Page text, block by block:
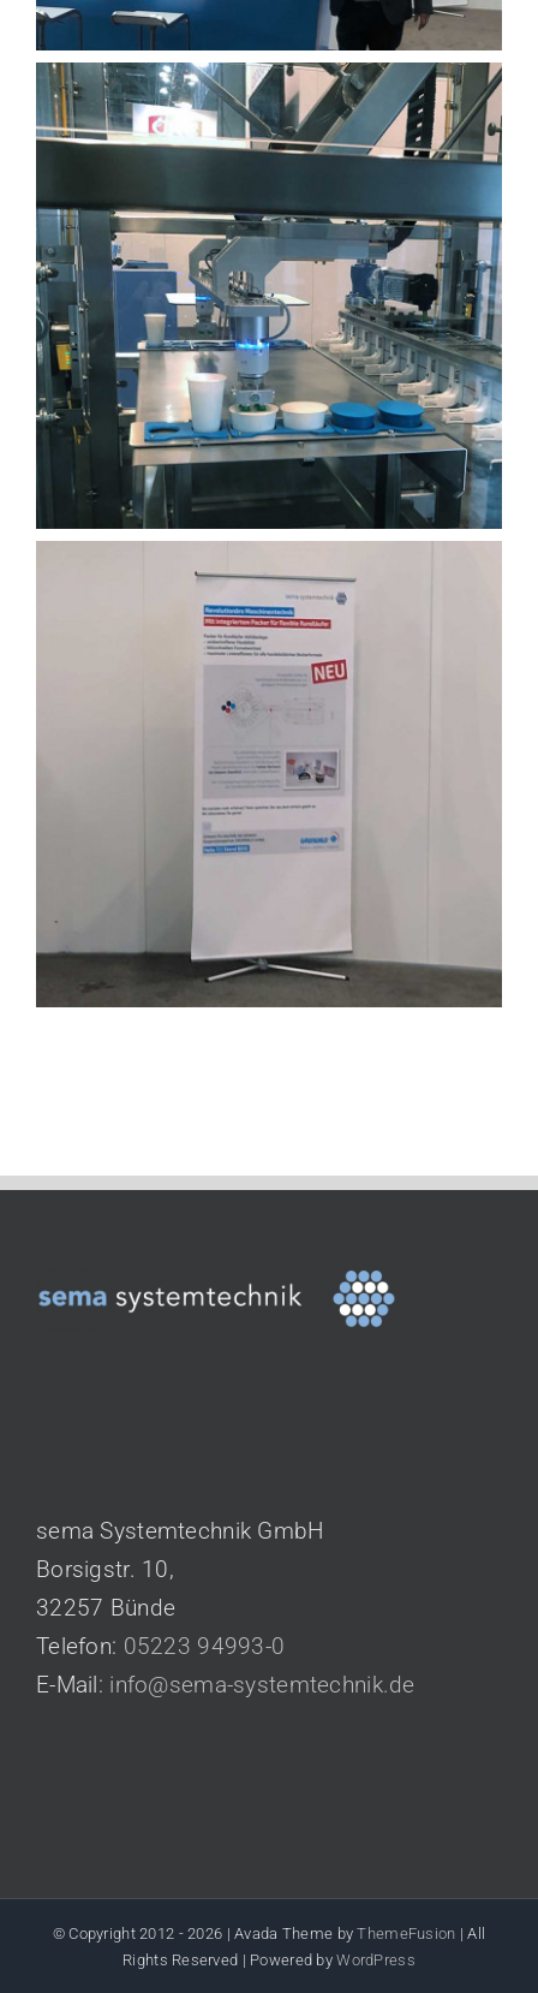
sema Systemtechnik GmbH
Borsigstr. 10,
32257 Bünde
Telefon: 05223 94993-0
E-Mail: info@sema-systemtechnik.de
© Copyright 2012 -2026 | Avada Theme byThemeFusion | All
Rights Reserved | Powered byWordPress